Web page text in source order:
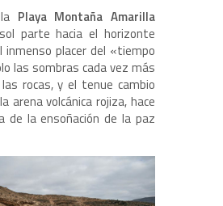
Playa Montaña Amarilla
parte hacia el horizonte
inmenso placer del «tiempo
las sombras cada vez más
rocas, y el tenue cambio
arena volcánica rojiza, hace
de la ensoñación de la paz